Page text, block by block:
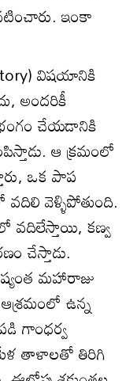
ఇంకా
విషయానికి
అందరికీ
భంగం చేయడానికి
ఆ క్రమంలో
ఒక పాప
వెళ్ళిపోతుంది.
వదిలేస్తాయి, కణ్వ
చేస్తాడు.
మహారాజు
ఉన్న
గాంధర్వ
మేళ తాళాలతో తిరిగి